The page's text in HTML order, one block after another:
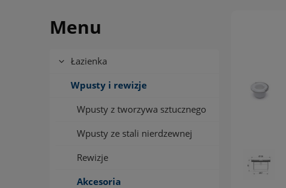
Menu
Łazienka
Wpusty i rewizje
Wpusty z tworzywa sztucznego
Wpusty ze stali nierdzewnej
Rewizje
Akcesoria